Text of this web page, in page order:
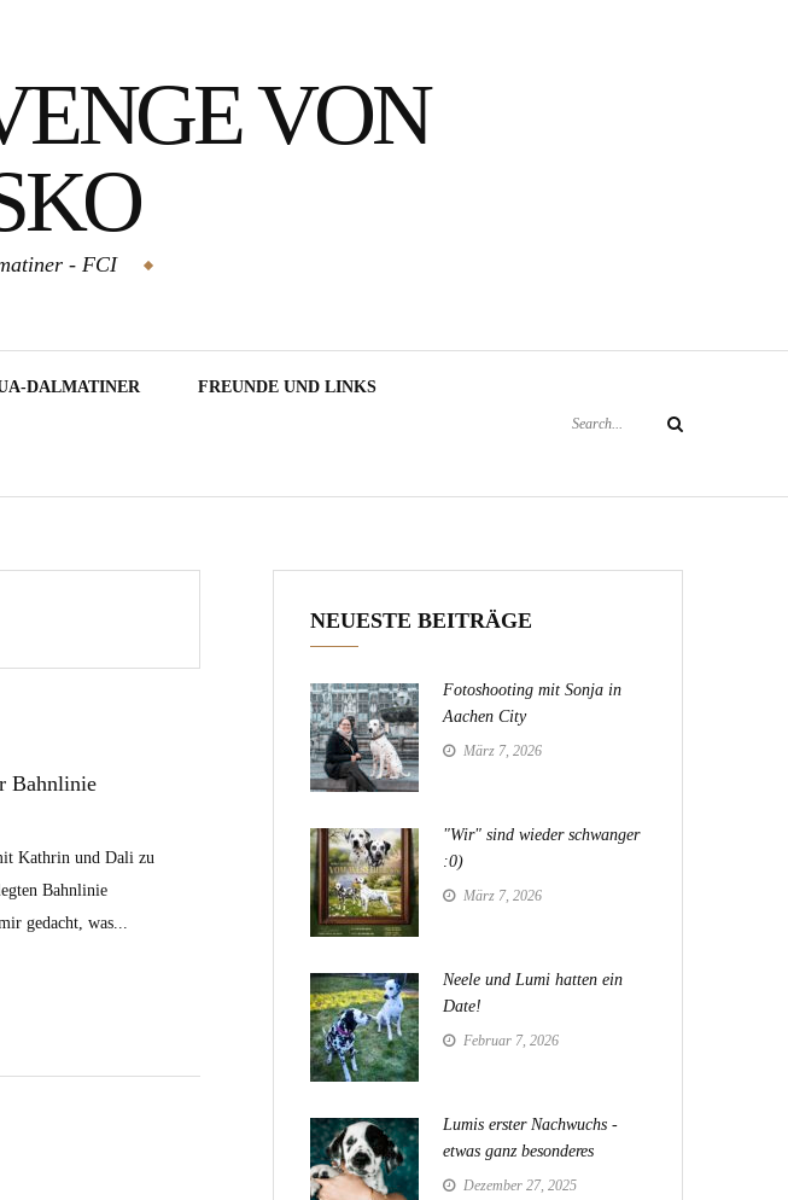
VON
- FCI
DALMATINER FREUNDE UND LINKS
Search
Bahnlinie
Kathrin und Dali zu
Bahnlinie
gedacht, was...
NEUESTE BEITRÄGE
Fotoshooting mit Sonja in
Aachen City
März 7, 2026
"Wir" sind wieder schwanger
:0)
März 7, 2026
Neele und Lumi hatten ein
Date!
Februar 7, 2026
Lumis erster Nachwuchs -
etwas ganz besonderes
Dezember 27, 2025